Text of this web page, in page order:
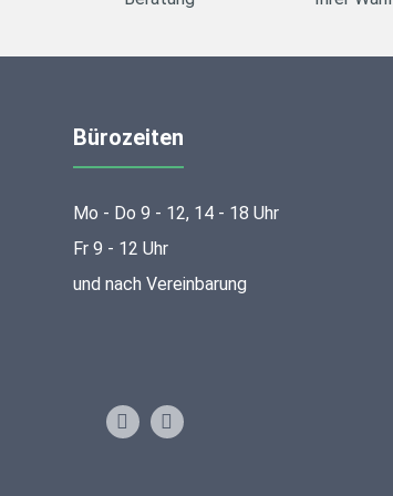
Bürozeiten
Mo - Do 9 - 12, 14 - 18 Uhr
Fr 9 - 12 Uhr
und nach Vereinbarung